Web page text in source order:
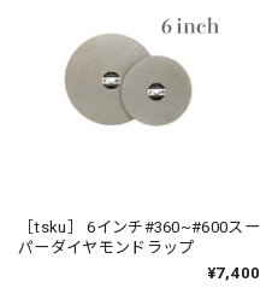
［tsku］ 6インチ#360~#600スー
パーダイヤモンドラップ
¥7,400